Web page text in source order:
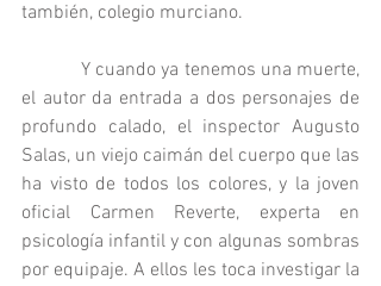
también, colegio murciano.
            Y cuando ya tenemos una muerte,
el autor da entrada a dos personajes de
profundo calado, el inspector Augusto
Salas, un viejo caimán del cuerpo que las
ha visto de todos los colores, y la joven
oficial Carmen Reverte, experta en
psicología infantil y con algunas sombras
por equipaje. A ellos les toca investigar la